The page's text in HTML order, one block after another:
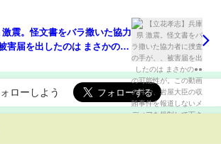
激震。怪文書をバラ撒いた協力
害届を出したのは まさかの●●
の件や、岩屋大臣の収賄事件
メディアを規制して下さい。
ローしよう